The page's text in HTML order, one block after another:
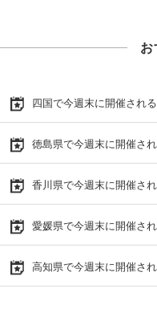
お
四国で今週末に開催され
徳島県で今週末に開催さ
香川県で今週末に開催さ
愛媛県で今週末に開催さ
高知県で今週末に開催さ